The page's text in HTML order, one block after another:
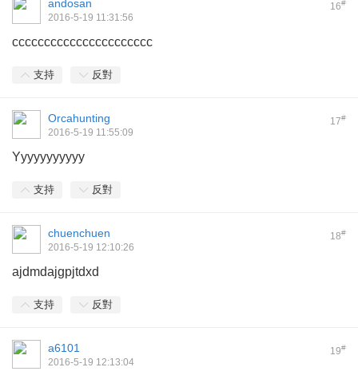
16#
andosan
2016-5-19 11:31:56
cccccccccccccccccccccc
支持 反對
17#
Orcahunting
2016-5-19 11:55:09
Yyyyyyyyyyy
支持 反對
18#
chuenchuen
2016-5-19 12:10:26
ajdmdajgpjtdxd
支持 反對
19#
a6101
2016-5-19 12:13:04